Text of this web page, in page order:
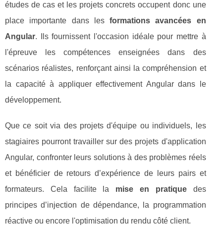
études de cas et les projets concrets occupent donc une
place importante dans lesformations avancées en
Angular. Ils fournissent l'occasion idéale pour mettre à
l'épreuve les compétences enseignées dans des
scénarios réalistes, renforçant ainsi la compréhension et
la capacité à appliquer effectivement Angular dans le
développement.
Que ce soit via des projets d'équipe ou individuels, les
stagiaires pourront travailler sur des projets d'application
Angular, confronter leurs solutions à des problèmes réels
et bénéficier de retours d’expérience de leurs pairs et
formateurs. Cela facilite la mise en pratiquedes
principes d’injection de dépendance, la programmation
réactive ou encore l'optimisation du rendu côté client.